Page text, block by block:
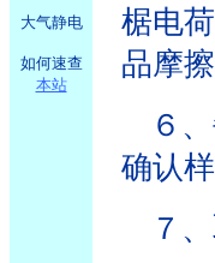
大气静电
如何速查
本站
椐电
品摩
６
确认
７